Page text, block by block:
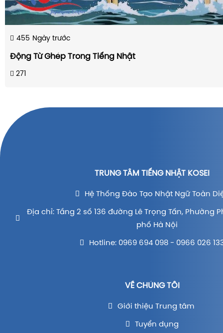
455 Ngày trước
Động Từ Ghép Trong Tiếng Nhật
271
TRUNG TÂM TIẾNG NHẬT KOSEI
Hệ Thống Đào Tạo Nhật Ngữ Toàn
Địa chỉ: Tầng 2 số 136 đường Lê Trọng Tấn, Phường
phố Hà Nội
Hotline: 0969 694 098 - 0966 026
VỀ CHÚNG TÔI
Giới thiệu Trung tâm
Tuyển dụng